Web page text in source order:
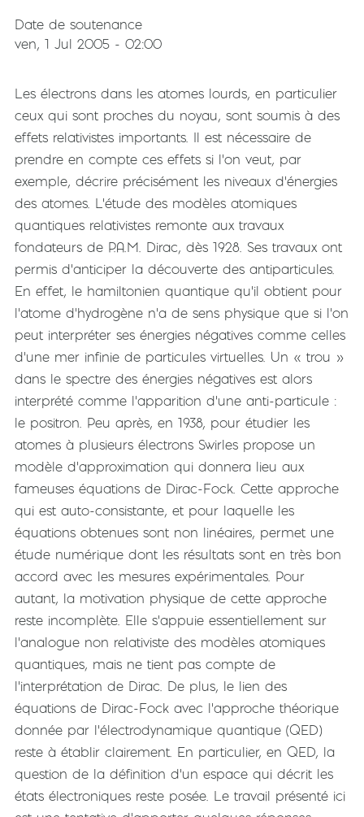
Date de soutenance
ven, 1 Jul 2005 - 02:00
Les électrons dans les atomes lourds, en particulier
ceux qui sont proches du noyau, sont soumis à des
effets relativistes importants. Il est nécessaire de
prendre en compte ces effets si l'on veut, par
exemple, décrire précisément les niveaux d'énergies
des atomes. L'étude des modèles atomiques
quantiques relativistes remonte aux travaux
fondateurs de P.A.M. Dirac, dès 1928. Ses travaux ont
permis d'anticiper la découverte des antiparticules.
En effet, le hamiltonien quantique qu'il obtient pour
l'atome d'hydrogène n'a de sens physique que si l'on
peut interpréter ses énergies négatives comme celles
d'une mer infinie de particules virtuelles. Un « trou »
dans le spectre des énergies négatives est alors
interprété comme l'apparition d'une anti-particule :
le positron. Peu après, en 1938, pour étudier les
atomes à plusieurs électrons Swirles propose un
modèle d'approximation qui donnera lieu aux
fameuses équations de Dirac-Fock. Cette approche
qui est auto-consistante, et pour laquelle les
équations obtenues sont non linéaires, permet une
étude numérique dont les résultats sont en très bon
accord avec les mesures expérimentales. Pour
autant, la motivation physique de cette approche
reste incomplète. Elle s'appuie essentiellement sur
l'analogue non relativiste des modèles atomiques
quantiques, mais ne tient pas compte de
l'interprétation de Dirac. De plus, le lien des
équations de Dirac-Fock avec l'approche théorique
donnée par l'électrodynamique quantique (QED)
reste à établir clairement. En particulier, en QED, la
question de la définition d'un espace qui décrit les
états électroniques reste posée. Le travail présenté ici